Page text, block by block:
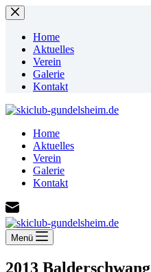
Zum
Inhalt
springenHome
Aktuelles
Verein
Galerie
Kontakt
Home
Aktuelles
Verein
Galerie
Kontakt
Menü
2013 Balderschwang